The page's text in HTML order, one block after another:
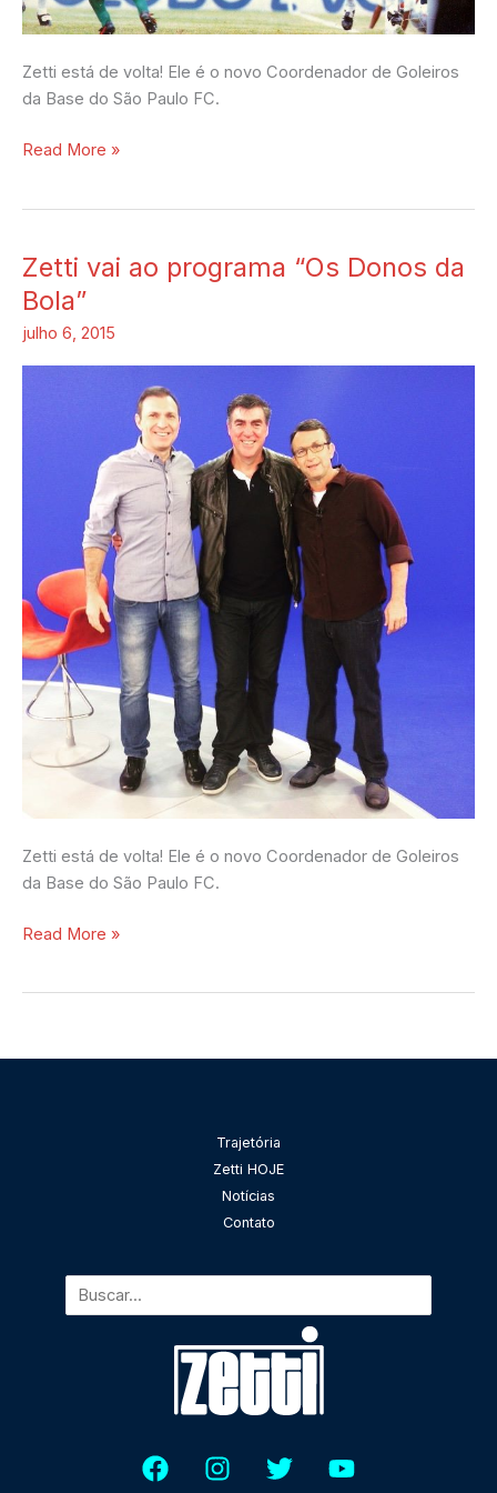
Zetti está de volta! Ele é o novo Coordenador de Goleiros
da Base do São Paulo FC.
Read More »
Zetti vai ao programa “Os Donos da
Bola”
julho 6, 2015
Zetti está de volta! Ele é o novo Coordenador de Goleiros
da Base do São Paulo FC.
Zetti
vai
ao
programa
“Os
Read More »
Trajetória
Zetti HOJE
Notícias
Contato
Pesquisar